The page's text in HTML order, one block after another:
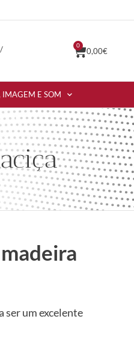
0,00€
0
IMAGEM E SOM
ser um excelente